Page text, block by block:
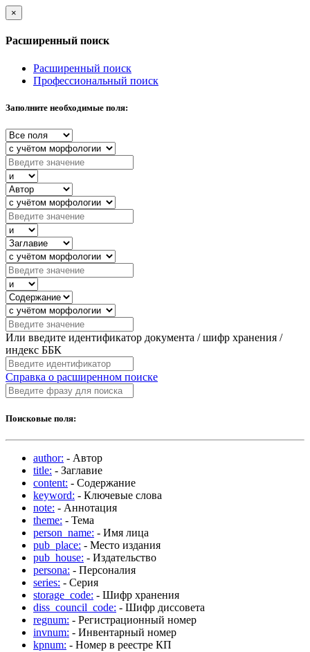
×
Расширенный поиск
Расширенный поиск
Профессиональный поиск
Заполните необходимые поля:
Или введите идентификатор документа / шифр хранения /
индекс ББК
Справка о расширенном поиске
Поисковые поля:
author: - Автор
title: - Заглавие
content: - Содержание
keyword: - Ключевые слова
note: - Аннотация
theme: - Тема
person_name: - Имя лица
pub_place: - Место издания
pub_house: - Издательство
persona: - Персоналия
series: - Серия
storage_code: - Шифр хранения
diss_council_code: - Шифр диссовета
regnum: - Регистрационный номер
invnum: - Инвентарный номер
kpnum: - Номер в реестре КП